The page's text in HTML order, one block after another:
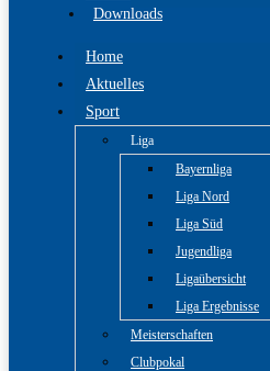
Downloads
Home
Aktuelles
Sport
Liga
Bayernliga
Liga Nord
Liga Süd
Jugendliga
Ligaübersicht
Liga Ergebnisse
Meisterschaften
Clubpokal